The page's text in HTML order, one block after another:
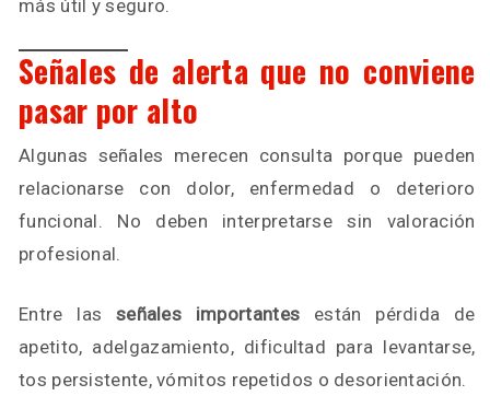
más útil y seguro.
Señales de alerta que no conviene
pasar por alto
Algunas señales merecen consulta porque pueden
relacionarse con dolor, enfermedad o deterioro
funcional. No deben interpretarse sin valoración
profesional.
Entre las señales importantes están pérdida de
apetito, adelgazamiento, dificultad para levantarse,
tos persistente, vómitos repetidos o desorientación.